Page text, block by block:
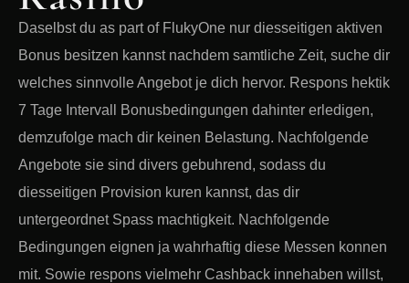
Daselbst du as part of FlukyOne nur diesseitigen aktiven
Bonus besitzen kannst nachdem samtliche Zeit, suche dir
welches sinnvolle Angebot je dich hervor. Respons hektik
7 Tage Intervall Bonusbedingungen dahinter erledigen,
demzufolge mach dir keinen Belastung. Nachfolgende
Angebote sie sind divers gebuhrend, sodass du
diesseitigen Provision kuren kannst, das dir
untergeordnet Spass machtigkeit. Nachfolgende
Bedingungen eignen ja wahrhaftig diese Messen konnen
mit. Sowie respons vielmehr Cashback innehaben willst,